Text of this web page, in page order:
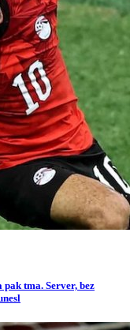
tma. Server, bez